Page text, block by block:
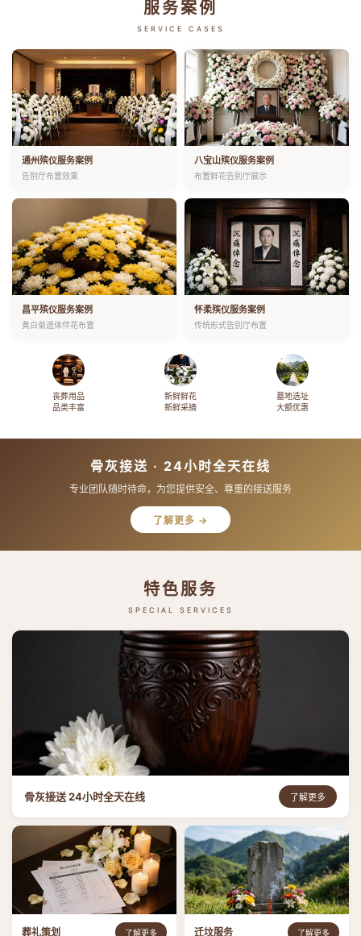
服务案例
SERVICE CASES
通州殡仪服务案例
告别厅布置效果
八宝山殡仪服务案例
布置鲜花告别厅展示
昌平殡仪服务案例
黄白菊遗体伴花布置
怀柔殡仪服务案例
传统形式告别厅布置
丧葬用品
品类丰富
新鲜鲜花
新鲜采摘
墓地选址
大额优惠
骨灰接送 · 24小时全天在线
专业团队随时待命，为您提供安全、尊重的接送服务
了解更多 →
特色服务
SPECIAL SERVICES
骨灰接送 24小时全天在线 了解更多
葬礼策划 了解更多 迁坟服务 了解更多